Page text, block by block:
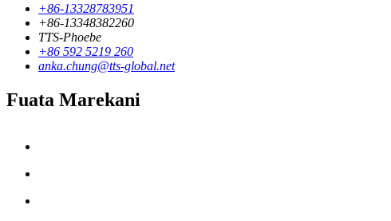
+86-13328783951
+86-13348382260
TTS-Phoebe
+86 592 5219 260
anka.chung@tts-global.net
Fuata Marekani